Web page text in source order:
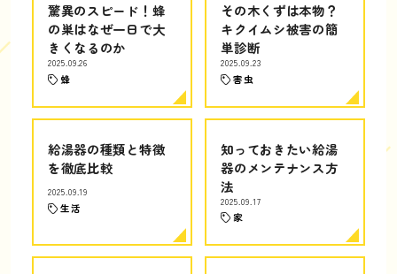
驚異のスピード！蜂
の巣はなぜ一日で大
きくなるのか
2025.09.26
蜂
その木くずは本物？
キクイムシ被害の簡
単診断
2025.09.23
害虫
給湯器の種類と特徴
を徹底比較
2025.09.19
生活
知っておきたい給湯
器のメンテナンス方
法
2025.09.17
家